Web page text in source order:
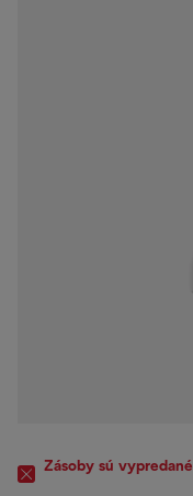
Zásoby sú vypredané